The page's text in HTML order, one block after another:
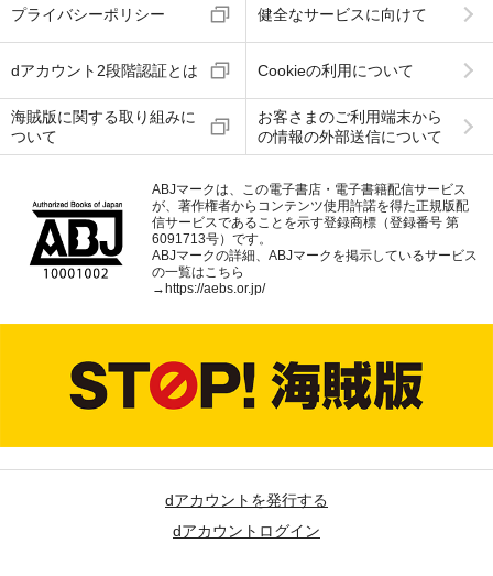
プライバシーポリシー 健全なサービスに向けて
dアカウント2段階認証とは Cookieの利用について
海賊版に関する取り組みに
ついて
お客さまのご利用端末から
の情報の外部送信について
ABJマークは、この電子書店・電子書籍配信サービス
が、著作権者からコンテンツ使用許諾を得た正規版配
信サービスであることを示す登録商標（登録番号 第
6091713号）です。
ABJマークの詳細、ABJマークを掲示しているサービス
の一覧はこちら
→ https://aebs.or.jp/
dアカウントを発行する
dアカウントログイン